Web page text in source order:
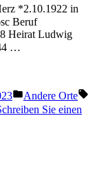
*2.10.1922 in
Beruf
Heirat Ludwig
…
Veröffentlicht
in
Andere Orte
Sie einen